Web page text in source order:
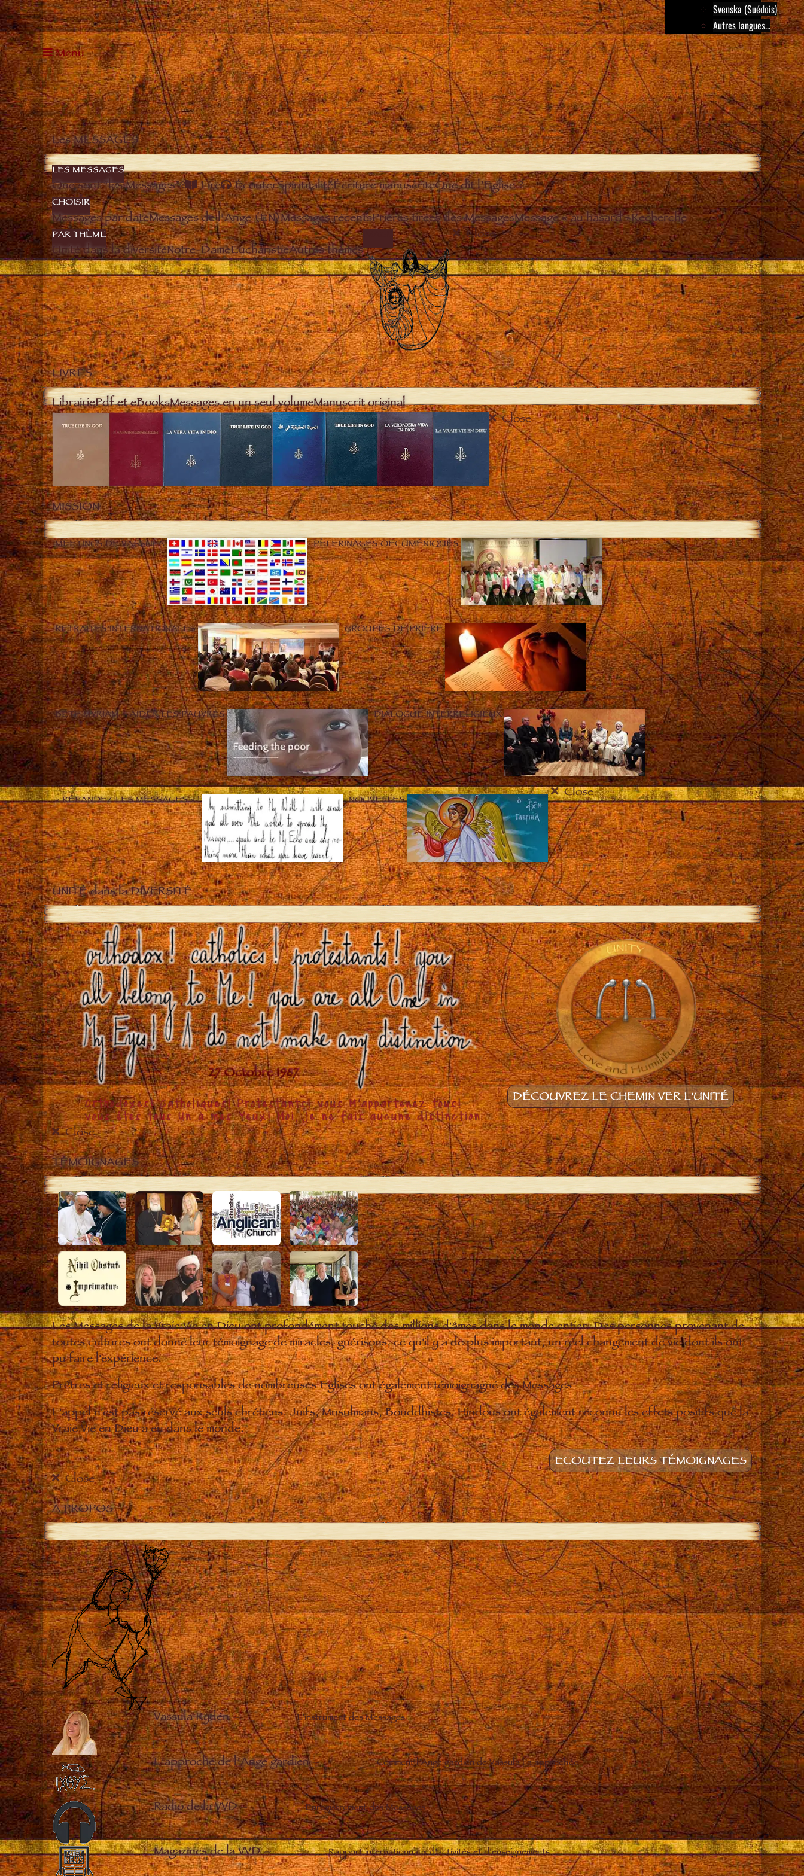
Svenska (Suédois)
Autres langues...
Menu
Les MESSAGES
LES MESSAGES
Que sont “les Messages”? Lire ÉcouterSpiritualitéÉcriture manuscriteQue dit l’Eglise ?
CHOISIR
Messages par dateMessages de l’Ange (EN)Messages récentsPrières tirées des MessagesMessage « au hasard »Recherche
PAR THÈME
Unité dans la diversitéNotre-DameEucharistieAutres thèmes
Close
LIVRES
LibrairiePdf et eBooksMessages en un seul volumeManuscrit original
Close
MISSION
MEETINGS DE VASSULA PÈLERINAGES OECUMÉNIQUES
RETRAITES INTERNATIONALES GROUPES DE PRIÈRE
BETH MYRIAM – AIDER LES PAUVRES DIALOGUE INTERRELIGIEUX
« RÉPANDEZ LES MESSAGES » ! NOUVELLES Close
UNITÉ dans la DIVERSITÉ
DÉCOUVREZ LE CHEMIN VER L'UNITÉ
Close
TÉMOIGNAGES
Les Messages de la Vraie Vie en Dieu ont profondément touché des millions d'âmes dans le monde entier. Des personnes provenant de
toutes cultures ont donné leur témoignage de miracles, guérisons, ce qu'il y a de plus important, un réel changement de vie dont ils ont
pu faire l'expérience.
Prêtres et religieux et responsables de nombreuses Eglises ont également témoignagné des Messages
L'appel n'est pas réservé aux seuls chrétiens. Juifs, Musulmans, Bouddhistes, Hindous ont également reconnu les effets positifs que la
Vraie Vie en Dieu a eu dans le monde.
ECOUTEZ LEURS TÉMOIGNAGES
Close
À PROPOS
Vassula Rydén– L’instrument des Messages
L’approche de l’Ange gardien– Comment l’Ange gardien de Vassula l’a approchée
Radio de la VVD– Enregistrement des Messages
Magazines de la VVD– Rapport internationnaux d’activités et d’enseignements